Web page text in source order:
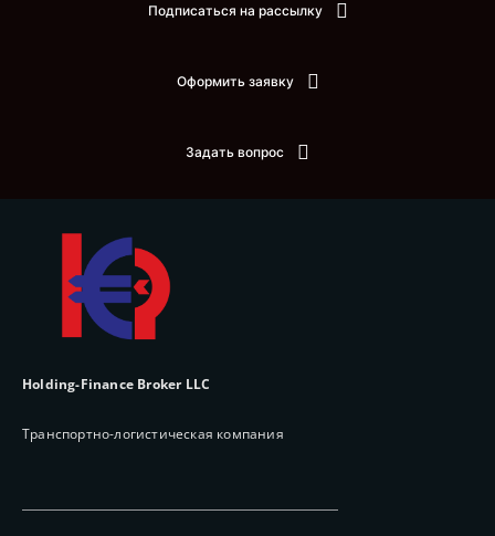
Подписаться на рассылку
Оформить заявку
Задать вопрос
Holding-Finance Broker LLC
Транспортно-логистическая компания